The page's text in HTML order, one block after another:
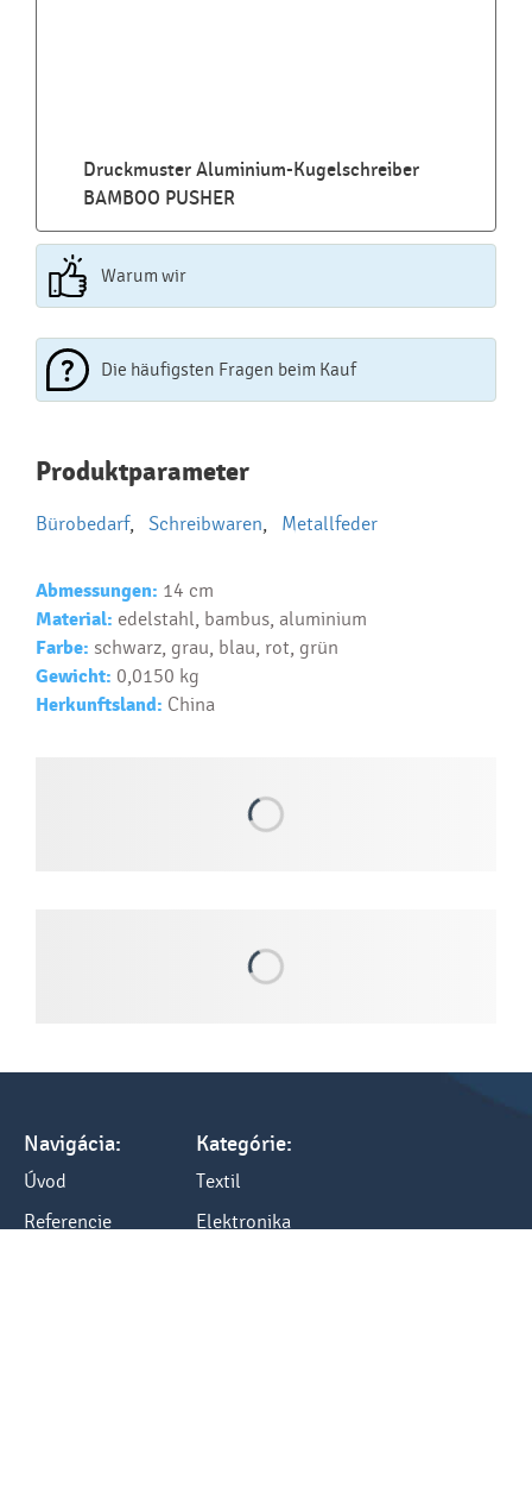
Druckmuster Aluminium-Kugelschreiber
BAMBOO PUSHER
Warum wir
Die häufigsten Fragen beim Kauf
Najčastejšie otázky pri nákupe
reklamných predmetov
Ako realizujete potlač na reklamné premedy?
Ako si vybrať správny predmet?
Text...
Produktparameter
Bürobedarf, Schreibwaren, Metallfeder
Abmessungen: 14 cm
Material: edelstahl, bambus, aluminium
Farbe: schwarz, grau, blau, rot, grün
Gewicht: 0,0150 kg
Herkunftsland: China
Navigácia:
Úvod
Referencie
Kategórie:
Textil
Elektronika